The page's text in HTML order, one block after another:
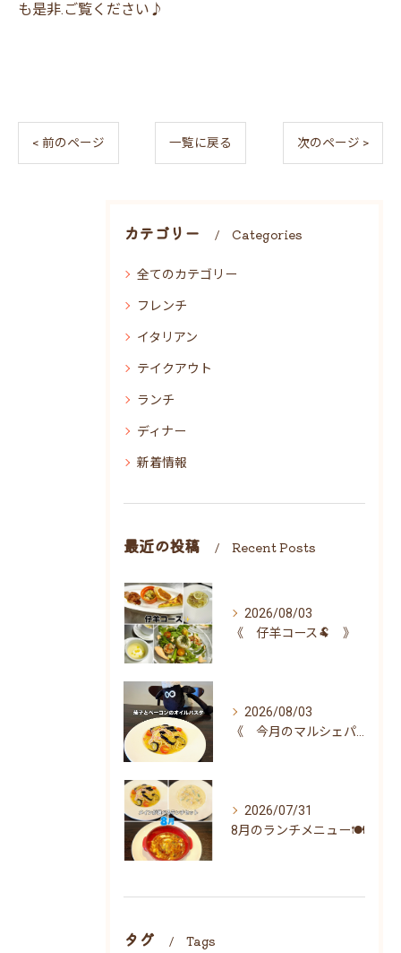
も是非.ご覧ください♪
< 前のページ 一覧に戻る 次のページ >
カテゴリー Categories
全てのカテゴリー
フレンチ
イタリアン
テイクアウト
ランチ
ディナー
新着情報
最近の投稿 Recent Posts
2026/08/03
《 仔羊コース🐏 》
2026/08/03
2026/07/31
8月のランチメニュー🍽
タグ Tags